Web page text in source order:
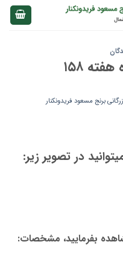
۱۵۸
برنج مسعود فریدونکنار
:۱۵۸ را میتوانید در تصویر زیر
:در صورتی که نمیتوانید تصویر رو مشاهده بفرمایید، مشخصات